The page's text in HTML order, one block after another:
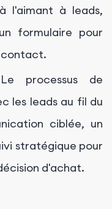
l'aimant à leads,
formulaire pour
contact.
processus de
les leads au fil du
ciblée, un
stratégique pour
d'achat.